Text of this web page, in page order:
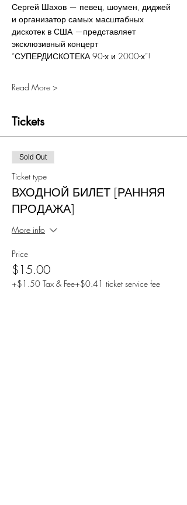
Сергей Шахов — певец, шоумен, диджей
и организатор самых масштабных
дискотек в США —представляет
эксклюзивный концерт
“СУПЕРДИСКОТЕКА 90-х и 2000-х”!
Read More >
Tickets
Sold Out
Ticket type
ВХОДНОЙ БИЛЕТ [РАННЯЯ
ПРОДАЖА]
More info
Price
$15.00
+$1.50 Tax & Fee+$0.41 ticket service fee